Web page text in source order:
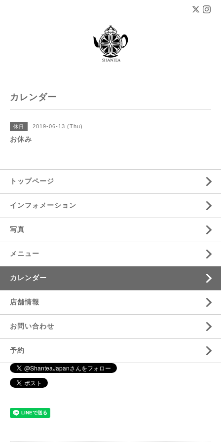
カレンダー
休日 2019-06-13 (Thu)
お休み
トップページ
インフォメーション
写真
メニュー
カレンダー
店舗情報
お問い合わせ
予約